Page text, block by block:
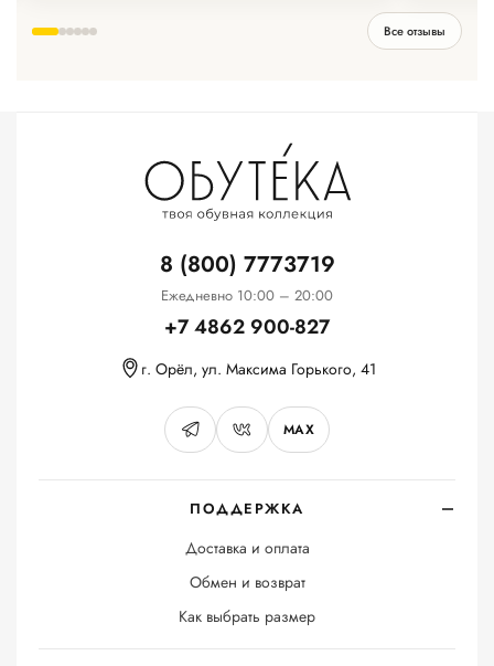
Все отзывы
ПОДДЕРЖКА
Доставка и оплата
Обмен и возврат
Как выбрать размер
8 (800) 7773719
Ежедневно 10:00 – 20:00
+7 4862 900-827
г. Орёл, ул. Максима Горького, 41
MAX